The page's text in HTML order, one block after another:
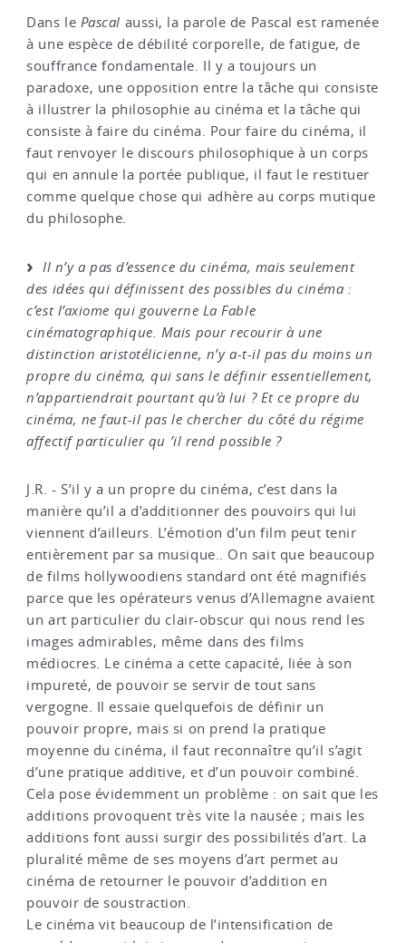
Dans le Pascal aussi, la parole de Pascal est ramenée
à une espèce de débilité corporelle, de fatigue, de
souffrance fondamentale. Il y a toujours un
paradoxe, une opposition entre la tâche qui consiste
à illustrer la philosophie au cinéma et la tâche qui
consiste à faire du cinéma. Pour faire du cinéma, il
faut renvoyer le discours philosophique à un corps
qui en annule la portée publique, il faut le restituer
comme quelque chose qui adhère au corps mutique
du philosophe.
Il n’y a pas d’essence du cinéma, mais seulement
des idées qui définissent des possibles du cinéma :
c’est l’axiome qui gouverne La Fable
cinématographique. Mais pour recourir à une
distinction aristotélicienne, n’y a-t-il pas du moins un
propre du cinéma, qui sans le définir essentiellement,
n’appartiendrait pourtant qu’à lui ? Et ce propre du
cinéma, ne faut-il pas le chercher du côté du régime
affectif particulier qu ’il rend possible ?
J.R. - S’il y a un propre du cinéma, c’est dans la
manière qu’il a d’additionner des pouvoirs qui lui
viennent d’ailleurs. L’émotion d’un film peut tenir
entièrement par sa musique.. On sait que beaucoup
de films hollywoodiens standard ont été magnifiés
parce que les opérateurs venus d’Allemagne avaient
un art particulier du clair-obscur qui nous rend les
images admirables, même dans des films
médiocres. Le cinéma a cette capacité, liée à son
impureté, de pouvoir se servir de tout sans
vergogne. Il essaie quelquefois de définir un
pouvoir propre, mais si on prend la pratique
moyenne du cinéma, il faut reconnaître qu’il s’agit
d’une pratique additive, et d’un pouvoir combiné.
Cela pose évidemment un problème : on sait que les
additions provoquent très vite la nausée ; mais les
additions font aussi surgir des possibilités d’art. La
pluralité même de ses moyens d’art permet au
cinéma de retourner le pouvoir d’addition en
pouvoir de soustraction.
Le cinéma vit beaucoup de l’intensification de